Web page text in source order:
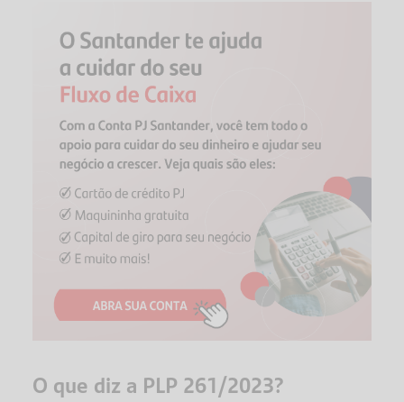
O que diz a PLP 261/2023?